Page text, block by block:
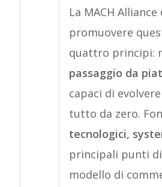
La MACH
promuovere
quattro principi:
passaggio da
capaci di
tutto da zero.
tecnologici,
principali punti
modello di